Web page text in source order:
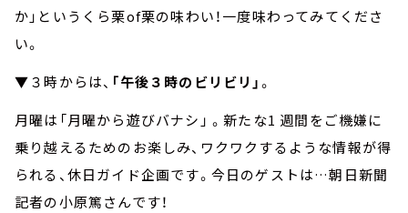
か」というくら栗of栗の味わい！一度味わってみてくださ
い。
▼３時からは、 「午後３時のビリビリ」。
月曜は「月曜から遊びバナシ」 。新たな1 週間をご機嫌に
乗り越えるためのお楽しみ、ワクワクするような情報が得
られる、休⽇ガイド企画です。今日のゲストは…朝日新聞
記者の小原篤さんです！